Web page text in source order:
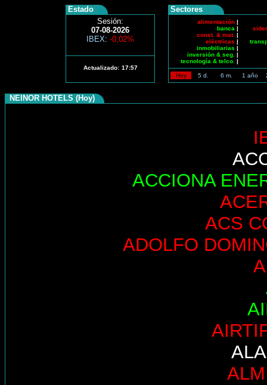
Estado
Sesión:
07-08-2026
IBEX: -0,02%
Actualizado: 17:57
Sectores
alimentación |
banca |
const. & mat. |
eléctricas |
inmobiliarias |
inversión & seg. |
tecnología & telco. |
Hoy 5 d. 6 m. 1 año
NEINOR HOTELS (Hoy)
ACCIONA
ACS
ADOLFO